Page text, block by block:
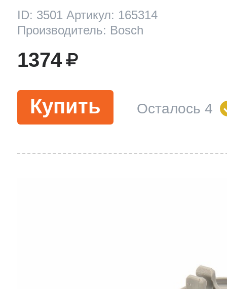
ID: 3501 Артикул: 165314
Производитель: Bosch
1374
Купить Осталось 4